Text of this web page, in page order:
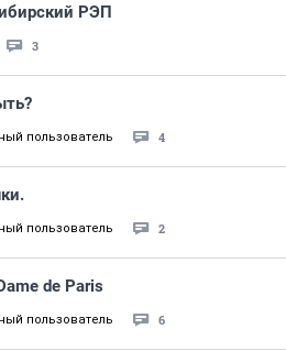
РЭП
3
пользователь 4
пользователь 2
de Paris
пользователь 6